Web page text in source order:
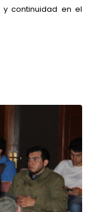
continuidad en el